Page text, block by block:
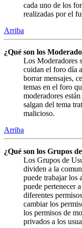
cada uno de los
realizadas por el
Arriba
¿Qué son los
Los Moderadores
cuidan el foro día
borrar mensajes,
temas en el foro
moderadores
salgan del tema
malicioso.
Arriba
¿Qué son los Grupos
Los Grupos de
dividen a la
puede trabajar los
puede pertenecer
diferentes
cambiar los
los permisos de
privados a los